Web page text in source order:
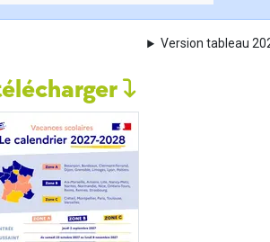
Version tableau